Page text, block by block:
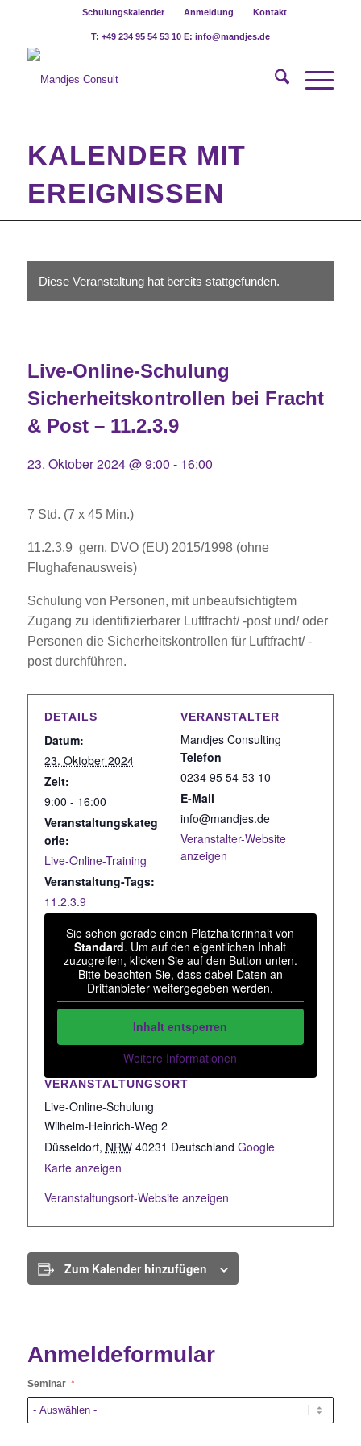
Schulungskalender Anmeldung Kontakt
T: +49 234 95 54 53 10 E: info@mandjes.de
KALENDER MIT
EREIGNISSEN
Diese Veranstaltung hat bereits stattgefunden.
Live-Online-Schulung
Sicherheitskontrollen bei Fracht
& Post – 11.2.3.9
23. Oktober 2024 @ 9:00 - 16:00
7 Std. (7 x 45 Min.)
11.2.3.9 gem. DVO (EU) 2015/1998 (ohne
Flughafenausweis)
Schulung von Personen, mit unbeaufsichtigtem
Zugang zu identifizierbarer Luftfracht/ -post und/ oder
Personen die Sicherheitskontrollen für Luftfracht/ -
post durchführen.
DETAILS
Datum:
23. Oktober 2024
Zeit:
9:00 - 16:00
Veranstaltungskateg
orie:
Live-Online-Training
Veranstaltung-Tags:
11.2.3.9
VERANSTALTER
Mandjes Consulting
Telefon
0234 95 54 53 10
E-Mail
info@mandjes.de
Veranstalter-Website
anzeigen
VERANSTALTUNGSORT
Live-Online-Schulung
Wilhelm-Heinrich-Weg 2
Düsseldorf, NRW 40231 Deutschland Google
Karte anzeigen
Veranstaltungsort-Website anzeigen
Sie sehen gerade einen Platzhalterinhalt von
Standard. Um auf den eigentlichen Inhalt
zuzugreifen, klicken Sie auf den Button unten.
Bitte beachten Sie, dass dabei Daten an
Drittanbieter weitergegeben werden.
Inhalt entsperren
Weitere Informationen
Zum Kalender hinzufügen
Anmeldeformular
Seminar